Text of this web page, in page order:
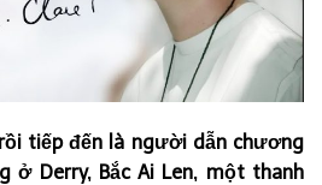
tiếp đến là người dẫn chương
ở Derry, Bắc Ai Len, một thanh